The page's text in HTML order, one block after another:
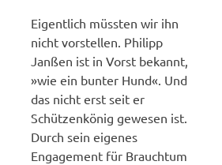
Eigentlich müssten wir ihn
nicht vorstellen. Philipp
Janßen ist in Vorst bekannt,
»wie ein bunter Hund«. Und
das nicht erst seit er
Schützenkönig gewesen ist.
Durch sein eigenes
Engagement für Brauchtum